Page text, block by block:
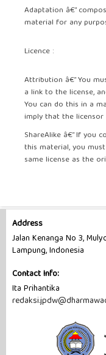
Adaptation â€”
material for any
Licence :
Attribution â€” You
a link to the license,
You can do this in a
imply that the
ShareAlike â€” If you
this material, you
same license as the
Address
Jalan Kenanga No 3,
Lampung, Indonesia
Contact Info:
Ita Prihantika